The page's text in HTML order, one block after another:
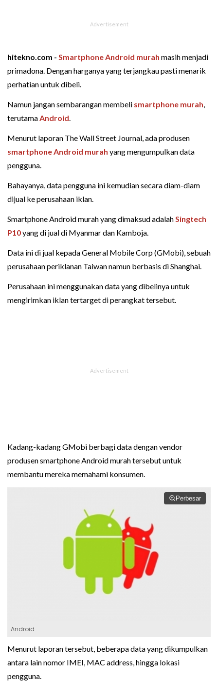
hitekno.com - Smartphone Android murah masih menjadi
primadona. Dengan harganya yang terjangkau pasti menarik
perhatian untuk dibeli.
Namun jangan sembarangan membeli smartphone murah,
terutamaAndroid.
Menurut laporan The Wall Street Journal, ada produsen
smartphoneAndroid murah yang mengumpulkan data
pengguna.
Bahayanya, data pengguna ini kemudian secara diam-diam
dijual ke perusahaan iklan.
Smartphone Android murah yang dimaksud adalahSingtech
P10yang di jual di Myanmar dan Kamboja.
Data ini di jual kepada General Mobile Corp (GMobi), sebuah
perusahaan periklanan Taiwan namun berbasis di Shanghai.
Perusahaan ini menggunakan data yang dibelinya untuk
mengirimkan iklan tertarget di perangkat tersebut.
Kadang-kadang GMobi berbagi data dengan vendor
produsen smartphone Android murah tersebut untuk
membantu mereka memahami konsumen.
Perbesar
Android
Menurut laporan tersebut, beberapa data yang dikumpulkan
antara lain nomor IMEI, MAC address, hingga lokasi
pengguna.